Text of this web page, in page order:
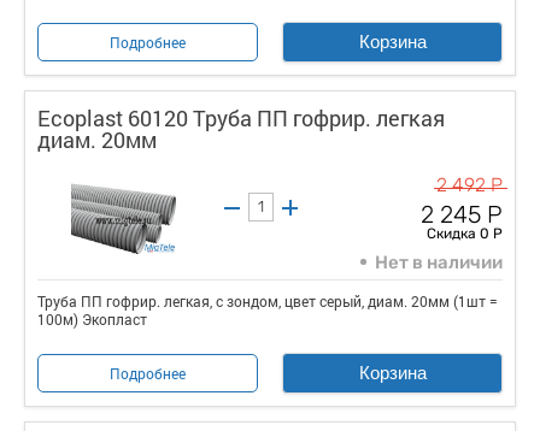
Подробнее Корзина
Ecoplast 60120 Труба ПП гофрир. легкая
диам. 20мм
2 492 Р
2 245 Р
Скидка 0 Р
Нет в наличии
Труба ПП гофрир. легкая, с зондом, цвет серый, диам. 20мм (1шт =
100м) Экопласт
Подробнее Корзина